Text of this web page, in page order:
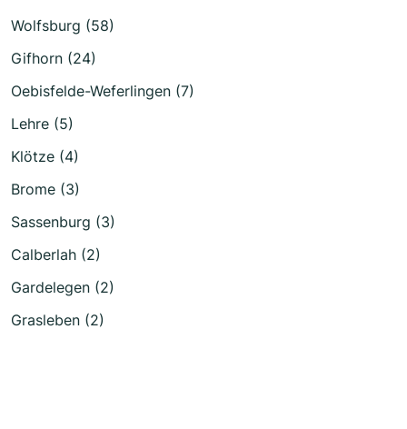
Wolfsburg (58)
Gifhorn (24)
Oebisfelde-Weferlingen (7)
Lehre (5)
Klötze (4)
Brome (3)
Sassenburg (3)
Calberlah (2)
Gardelegen (2)
Grasleben (2)